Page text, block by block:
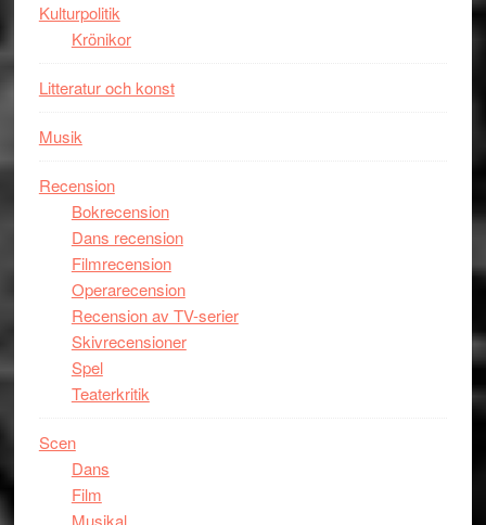
Kulturpolitik
Krönikor
Litteratur och konst
Musik
Recension
Bokrecension
Dans recension
Filmrecension
Operarecension
Recension av TV-serier
Skivrecensioner
Spel
Teaterkritik
Scen
Dans
Film
Musikal